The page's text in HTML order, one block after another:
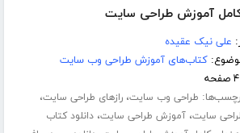
کامل آموزش طراحی سایت
علی نیک عقیده
کتاب‌های آموزش طراحی وب سایت
طراحی وب سایت،رازهای طراحی سایت،
سایت،آموزش طراحی سایت،دانلود کتاب